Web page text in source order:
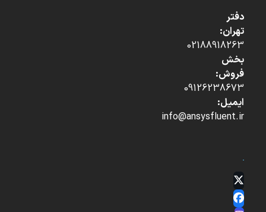
دفتر
تهران:
02188918263
بخش
فروش:
09126238673
ایمیل:
info@ansysfluent.ir
Twitter
(deprecated)
Facebook